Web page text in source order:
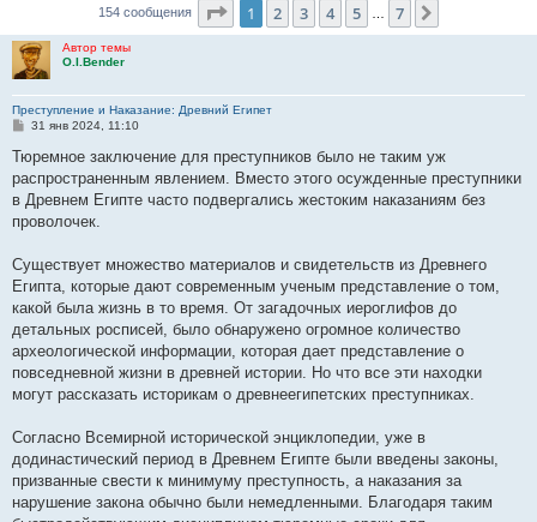
154 сообщения Страница из
1 2 3 4 5 7
Автор темы
O.I.Bender
Преступление и Наказание: Древний Египет
С
о
б
щ
е
н
и
31 янв 2024, 11:10
Тюремное заключение для преступников было не таким уж
распространенным явлением. Вместо этого осужденные преступники
в Древнем Египте часто подвергались жестоким наказаниям без
проволочек.
Существует множество материалов и свидетельств из Древнего
Египта, которые дают современным ученым представление о том,
какой была жизнь в то время. От загадочных иероглифов до
детальных росписей, было обнаружено огромное количество
археологической информации, которая дает представление о
повседневной жизни в древней истории. Но что все эти находки
могут рассказать историкам о древнеегипетских преступниках.
Согласно Всемирной исторической энциклопедии, уже в
додинастический период в Древнем Египте были введены законы,
призванные свести к минимуму преступность, а наказания за
нарушение закона обычно были немедленными. Благодаря таким